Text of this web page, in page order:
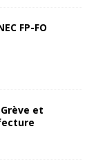
FP-FO
et